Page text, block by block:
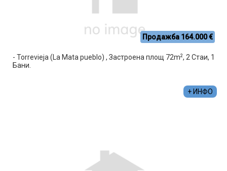
Продажба 164.000 €
- Torrevieja (La Mata pueblo) , Застроена площ 72m2, 2 Стаи, 1
Бани.
+ ИНФО